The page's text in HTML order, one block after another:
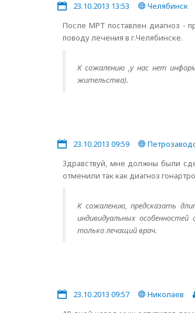
23.10.2013 13:53 Челябинск
После МРТ поставлен диагноз -
поводу лечения в г.Челябинске.
К сожалению ,у нас нет
жительства).
23.10.2013 09:59
Здравствуй, мне должны были
отменили так как диагноз
К сожалению, предсказать
индивидуальных
только лечащий врач.
23.10.2013 09:57 Николаев